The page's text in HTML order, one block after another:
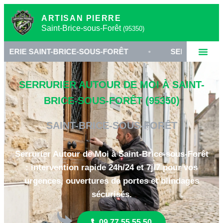
ARTISAN PIERRE
Saint-Brice-sous-Forêt (95350)
SOUS-FORÊT • SERRURIER VAL-D'OISE 95
SERRURIER AUTOUR DE MOI À SAINT-
BRICE-SOUS-FORÊT (95350)
SAINT-BRICE-SOUS-FORÊT
Serrurier Autour de Moi à Saint-Brice-sous-Forêt
: intervention rapide 24h/24 et 7j/7 pour vos
urgences, ouvertures de portes et blindages
sécurisés.